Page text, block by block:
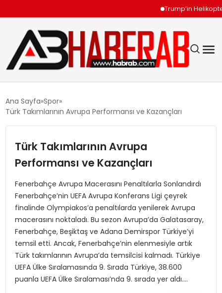
Trump’in Helikopteri
SIYASET
SPOR
SAĞLIK
MAGAZIN
YAŞAM
Ana Sayfa Spor
Türk Takımlarının Avrupa Performansı ve Kazançları
Türk Takımlarının Avrupa
Performansı ve Kazançları
Fenerbahçe Avrupa Macerasını Penaltılarla Sonlandırdı
Fenerbahçe’nin UEFA Avrupa Konferans Ligi çeyrek
finalinde Olympiakos’a penaltılarda yenilerek Avrupa
macerasını noktaladı. Bu sezon Avrupa’da Galatasaray,
Fenerbahçe, Beşiktaş ve Adana Demirspor Türkiye’yi
temsil etti. Ancak, Fenerbahçe’nin elenmesiyle artık
Türk takımlarının Avrupa’da temsilcisi kalmadı. Türkiye
UEFA Ülke Sıralamasında 9. Sırada Türkiye, 38.600
puanla UEFA Ülke Sıralaması’nda 9. sırada yer aldı….